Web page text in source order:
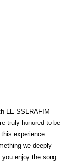
LE SSERAFIM
truly honored to be
experience
we deeply
you enjoy the song